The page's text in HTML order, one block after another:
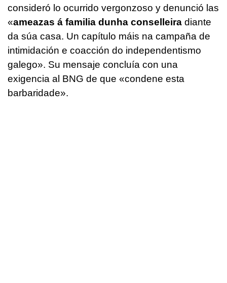
consideró lo ocurrido vergonzoso y denunció las
«ameazas á familia dunha conselleira diante
da súa casa. Un capítulo máis na campaña de
intimidación e coacción do independentismo
galego». Su mensaje concluía con una
exigencia al BNG de que «condene esta
barbaridade».